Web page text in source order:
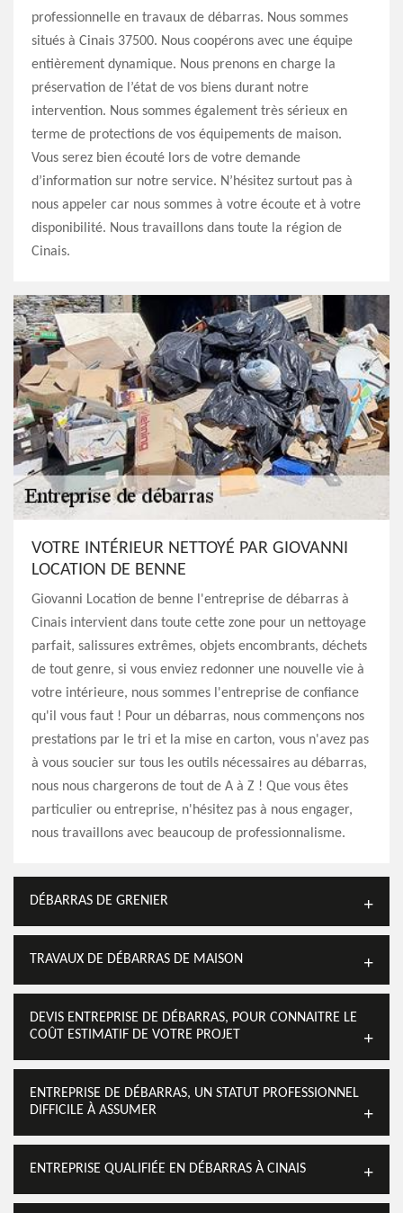
professionnelle en travaux de débarras. Nous sommes
situés à Cinais 37500. Nous coopérons avec une équipe
entièrement dynamique. Nous prenons en charge la
préservation de l’état de vos biens durant notre
intervention. Nous sommes également très sérieux en
terme de protections de vos équipements de maison.
Vous serez bien écouté lors de votre demande
d’information sur notre service. N’hésitez surtout pas à
nous appeler car nous sommes à votre écoute et à votre
disponibilité. Nous travaillons dans toute la région de
Cinais.
VOTRE INTÉRIEUR NETTOYÉ PAR GIOVANNI
LOCATION DE BENNE
Giovanni Location de benne l'entreprise de débarras à
Cinais intervient dans toute cette zone pour un nettoyage
parfait, salissures extrêmes, objets encombrants, déchets
de tout genre, si vous enviez redonner une nouvelle vie à
votre intérieure, nous sommes l'entreprise de confiance
qu'il vous faut ! Pour un débarras, nous commençons nos
prestations par le tri et la mise en carton, vous n'avez pas
à vous soucier sur tous les outils nécessaires au débarras,
nous nous chargerons de tout de A à Z ! Que vous êtes
particulier ou entreprise, n'hésitez pas à nous engager,
nous travaillons avec beaucoup de professionnalisme.
DÉBARRAS DE GRENIER
TRAVAUX DE DÉBARRAS DE MAISON
DEVIS ENTREPRISE DE DÉBARRAS, POUR CONNAITRE LE
COÛT ESTIMATIF DE VOTRE PROJET
ENTREPRISE DE DÉBARRAS, UN STATUT PROFESSIONNEL
DIFFICILE À ASSUMER
ENTREPRISE QUALIFIÉE EN DÉBARRAS À CINAIS